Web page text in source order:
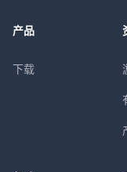
产品
下载